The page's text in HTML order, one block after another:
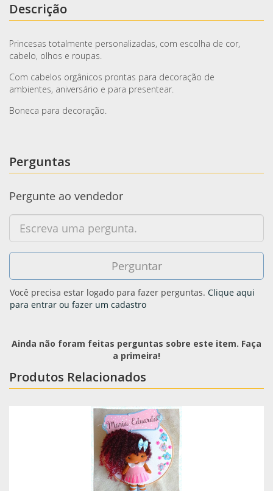
Descrição
Princesas totalmente personalizadas, com escolha de cor,
cabelo, olhos e roupas.
Com cabelos orgânicos prontas para decoração de
ambientes, aniversário e para presentear.
Boneca para decoração.
Perguntas
Pergunte ao vendedor
Você precisa estar logado para fazer perguntas. Clique aqui
para entrar ou fazer um cadastro
Ainda não foram feitas perguntas sobre este item. Faça
a primeira!
Produtos Relacionados